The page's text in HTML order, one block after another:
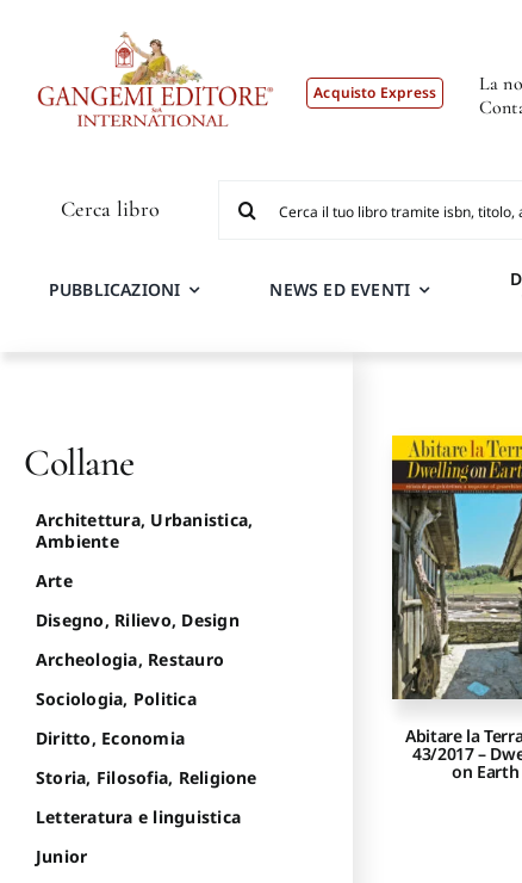
Acquisto Express
La
Cerca libro
per:
PUBBLICAZIONI NEWS ED EVENTI
Abitare la
43/2017 –
on Earth
Collane
Architettura, Urbanistica,
Ambiente
Arte
Disegno, Rilievo, Design
Archeologia, Restauro
Sociologia, Politica
Diritto, Economia
Storia, Filosofia, Religione
Letteratura e linguistica
Junior